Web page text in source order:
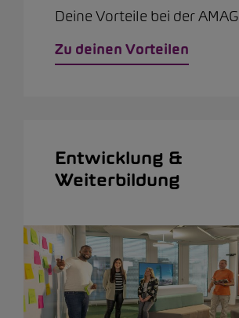
Deine Vorteile bei der AMAG
Zu deinen Vorteilen
Entwicklung &
Weiterbildung